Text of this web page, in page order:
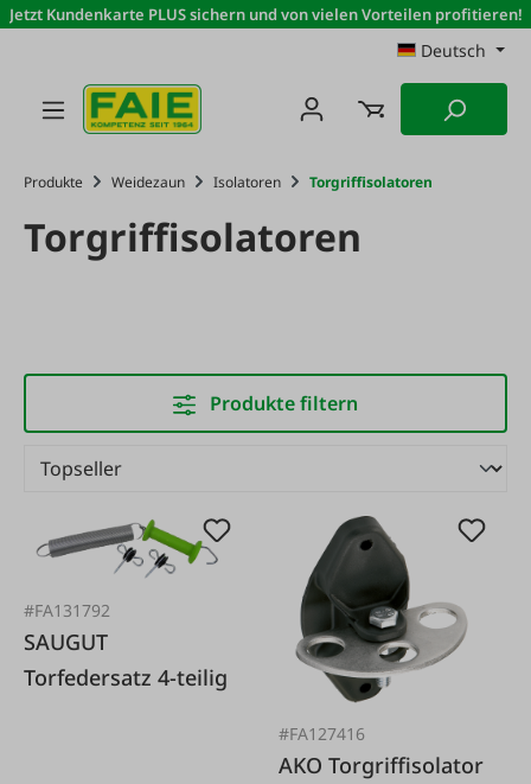
Zum Hauptinhalt springen
Jetzt Kundenkarte PLUS sichern und von vielen Vorteilen profitieren!
Deutsch
Produkte Weidezaun Isolatoren Torgriffisolatoren
Torgriffisolatoren
Produkte filtern
#FA131792
SAUGUT
Torfedersatz 4-teilig
#FA127416
AKO Torgriffisolator